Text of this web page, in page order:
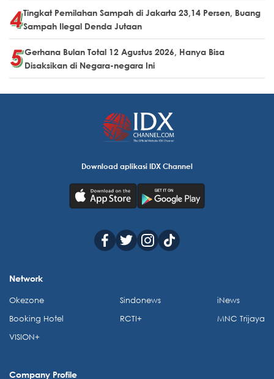
Tingkat Pemilahan Sampah di Jakarta 23,14 Persen, Buang
Sampah Ilegal Denda Jutaan
Gerhana Bulan Total 12 Agustus 2026, Hanya Bisa
Disaksikan di Negara-negara Ini
Download aplikasi IDX Channel
Network
Okezone
Booking Hotel
VISION+
Sindonews
RCTI+
iNews
MNC Trijaya
Company Profile